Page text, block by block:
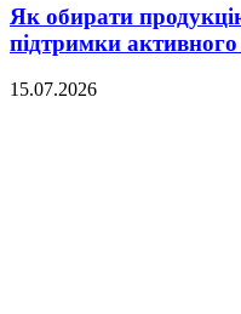
Як обирати
підтримки
15.07.2026